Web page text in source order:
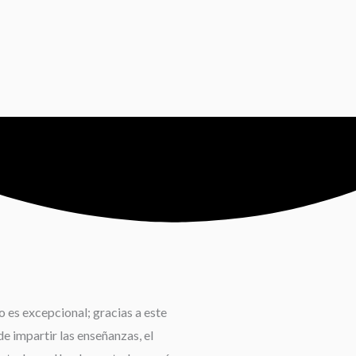
es excepcional; gracias a este
impartir las enseñanzas, el